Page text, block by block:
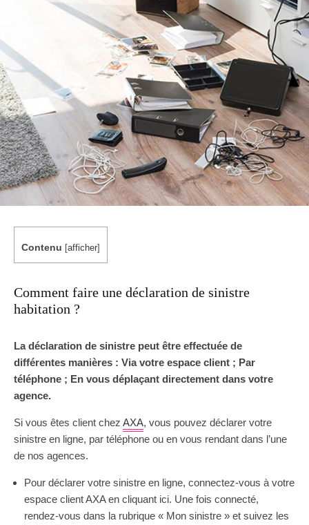
Contenu [afficher]
Comment faire une déclaration de sinistre
habitation ?
La déclaration de sinistre peut être effectuée de
différentes manières : Via votre espace client ; Par
téléphone ; En vous déplaçant directement dans votre
agence.
Si vous êtes client chez AXA, vous pouvez déclarer votre
sinistre en ligne, par téléphone ou en vous rendant dans l’une
de nos agences.
Pour déclarer votre sinistre en ligne, connectez-vous à votre
espace client AXA en cliquant ici. Une fois connecté,
rendez-vous dans la rubrique « Mon sinistre » et suivez les